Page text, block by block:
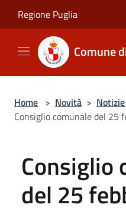
Regione Puglia
Comune
Home > Novità > Notizie
Consiglio comunale del 25
Consiglio
del 25